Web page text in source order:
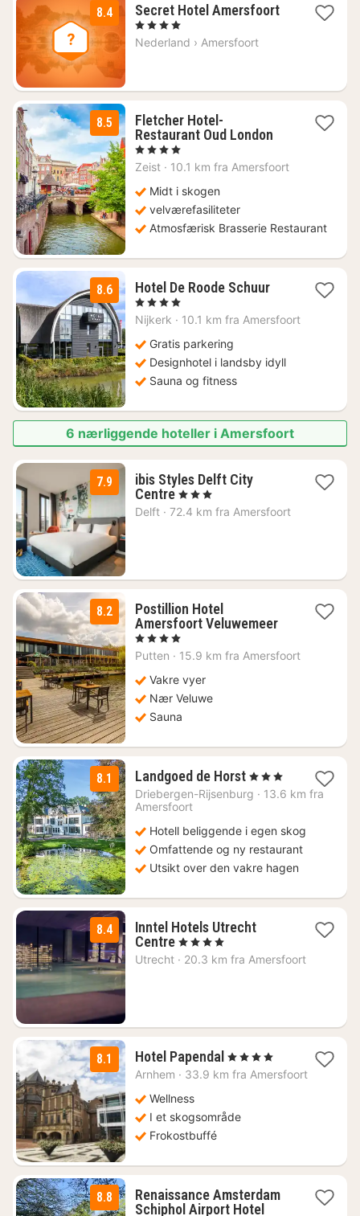
8.4 Secret Hotel Amersfoort2
, 4 Stjerner
Nederland › Amersfoort
8.5
Fletcher Hotel-
Restaurant Oud London1
fra
, 4 Stjerner
Zeist · 10.1 km fra Amersfoort
Midt i skogen
velværefasiliteter
Atmosfærisk Brasserie Restaurant
8.6 Hotel De Roode Schuur1
fra
, 4 Stjerner
Nijkerk · 10.1 km fra Amersfoort
Gratis parkering
Designhotel i landsby idyll
Sauna og fitness
6 nærliggende hoteller i Amersfoort
7.9
ibis Styles Delft City
Centre1
natt
, 3 Stjerner
Delft · 72.4 km fra Amersfoort
8.2
Postillion Hotel
Amersfoort Veluwemeer2
fra
, 4 Stjerner
Putten · 15.9 km fra Amersfoort
Vakre vyer
Nær Veluwe
Sauna
8.1 Landgoed de Horst1
natt
fra
kr.
, 3 Stjerner
Driebergen-Rijsenburg · 13.6 km fra
Amersfoort
Hotell beliggende i egen skog
Omfattende og ny restaurant
Utsikt over den vakre hagen
8.4
Inntel Hotels Utrecht
Centre1
natt
, 4 Stjerner
Utrecht · 20.3 km fra Amersfoort
8.1 Hotel Papendal 1
natt
kr.
, 4 Stjerner
Arnhem · 33.9 km fra Amersfoort
Wellness
I et skogsområde
Frokostbuffé
8.8
Renaissance Amsterdam
Schiphol Airport Hotel1